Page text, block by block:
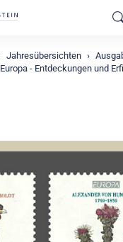
Jahresübersichten
Europa - Entdeckungen und